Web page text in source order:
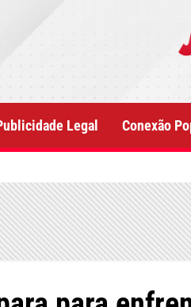
Legal Conexão